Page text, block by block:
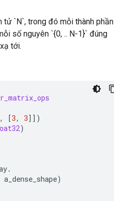
tử `N`, trong đó mỗi thành phần
số nguyên `{0, .. N-1}` đúng
tới.
, [3, 3]] )
)
.
a_dense_shape)